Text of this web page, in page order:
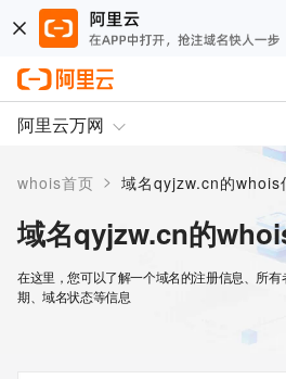
阿里云万网
whois首页 > 域名qyjzw.cn的whois
域名qyjzw.cn的
在这里，您可以了解一个域名的注册信息、所
期、域名状态等信息